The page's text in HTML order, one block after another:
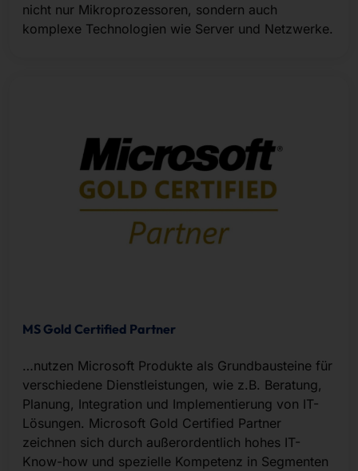
nicht nur Mikroprozessoren, sondern auch
komplexe Technologien wie Server und Netzwerke.
MS Gold Certified Partner
…nutzen Microsoft Produkte als Grundbausteine für
verschiedene Dienstleistungen, wie z.B. Beratung,
Planung, Integration und Implementierung von IT-
Lösungen. Microsoft Gold Certified Partner
zeichnen sich durch außerordentlich hohes IT-
Know-how und spezielle Kompetenz in Segmenten